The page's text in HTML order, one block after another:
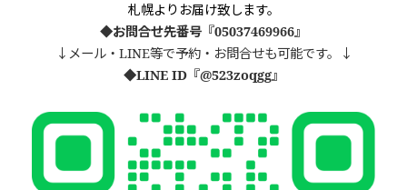
札幌よりお届け致します。
◆お問合せ先番号『05037469966』
↓メール・LINE等で予約・お問合せも可能です。↓
◆LINE ID『@523zoqgg』